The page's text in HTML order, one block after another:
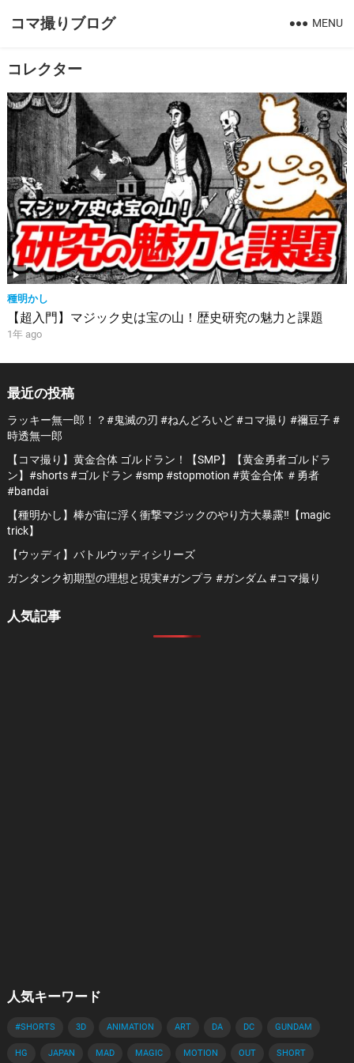
コマ撮りブログ MENU
コレクター
種明かし
【超入門】マジック史は宝の山！歴史研究の魅力と課題
1年 ago
最近の投稿
ラッキー無一郎！？#鬼滅の刃 #ねんどろいど #コマ撮り #禰豆子 #
時透無一郎
【コマ撮り】黄金合体 ゴルドラン！【SMP】【黄金勇者ゴルドラ
ン】#shorts #ゴルドラン #smp #stopmotion #黄金合体 ＃勇者
#bandai
【種明かし】棒が宙に浮く衝撃マジックのやり方大暴露‼️【magic
trick】
【ウッディ】バトルウッディシリーズ
ガンタンク初期型の理想と現実#ガンプラ #ガンダム #コマ撮り
人気記事
人気キーワード
#SHORTS 3D ANIMATION ART DA DC GUNDAM
HG JAPAN MAD MAGIC MOTION OUT SHORT